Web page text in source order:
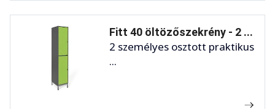
Fitt 40 öltözőszekrény - 2 ...
2 személyes osztott praktikus
...